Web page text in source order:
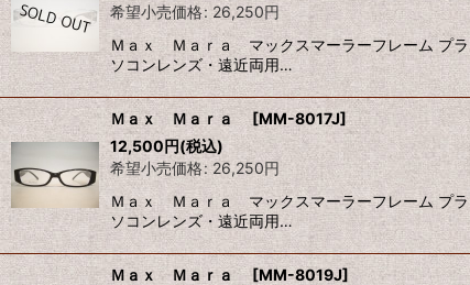
希望小売価格: 26,250円
Ｍａｘ Ｍａｒａ マックスマーラーフレーム プラ
ソコンレンズ・遠近両用…
Ｍａｘ Ｍａｒａ [MM-8017J]
12,500円(税込)
希望小売価格: 26,250円
Ｍａｘ Ｍａｒａ マックスマーラーフレーム プラ
ソコンレンズ・遠近両用…
Ｍａｘ Ｍａｒａ [MM-8019J]